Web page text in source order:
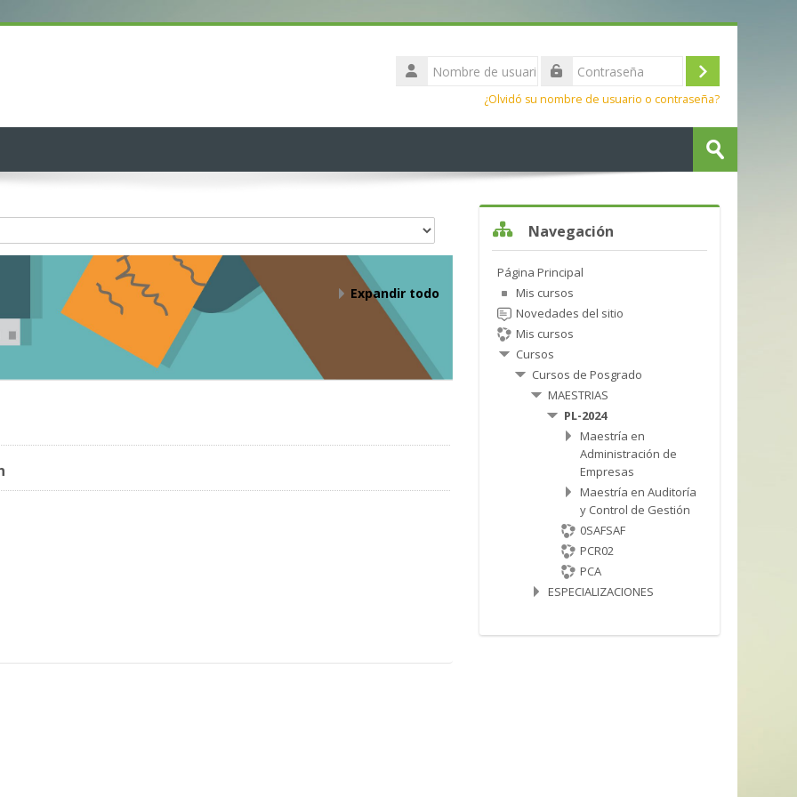
Nombre
de
Acceder
¿Olvidó su nombre de usuario o contraseña?
Enviar
Expandir todo
Navegación
Página Principal
Mis cursos
Novedades del sitio
Mis cursos
Cursos
Cursos de Posgrado
MAESTRIAS
PL-2024
Maestría en
Administración de
Empresas
Maestría en Auditoría
y Control de Gestión
0SAFSAF
PCR02
PCA
ESPECIALIZACIONES